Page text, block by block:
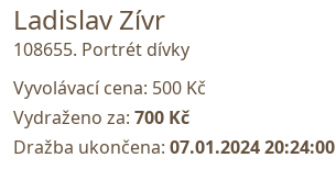
Ladislav Zívr
108655. Portrét dívky
Vyvolávací cena: 500 Kč
Vydraženo za: 700 Kč
Dražba ukončena: 07.01.2024 20:24:00